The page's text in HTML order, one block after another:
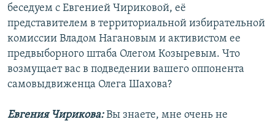
беседуем с Евгенией Чириковой, её
представителем в территориальной избирательной
комиссии Владом Нагановым и активистом ее
предвыборного штаба Олегом Козыревым. Что
возмущает вас в подведении вашего оппонента
самовыдвиженца Олега Шахова?
Евгения Чирикова:Вы знаете, мне очень не